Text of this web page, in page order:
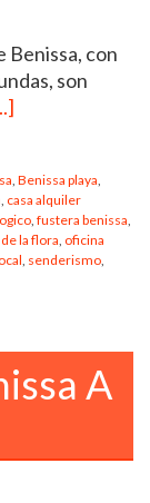
Benissa, con
son
, Benissa playa,
, casa alquiler
, fustera benissa,
la flora, oficina
, senderismo,
A